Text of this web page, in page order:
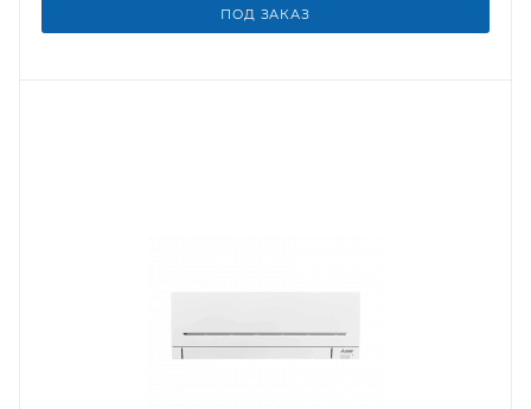
ПОД ЗАКАЗ